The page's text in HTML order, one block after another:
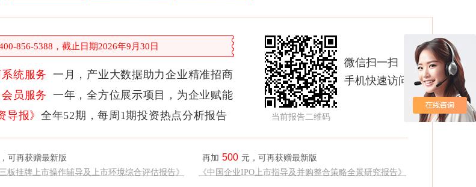
856-5388，截止日期2026年9月30日
统服务 一月，产业大数据助力企业精准招商
员服务 一年，全方位展示项目，为企业赋能
导报》 全年52期，每周1期投资热点分析报告
可再获赠最新版
板挂牌上市操作辅导及上市环境综合评估报告》
再加 500 元，可再获赠最新版
《中国企业IPO上市指导及并购整合策略全景研究报告》
当前报告二维码
微信扫一扫
手机快速访问